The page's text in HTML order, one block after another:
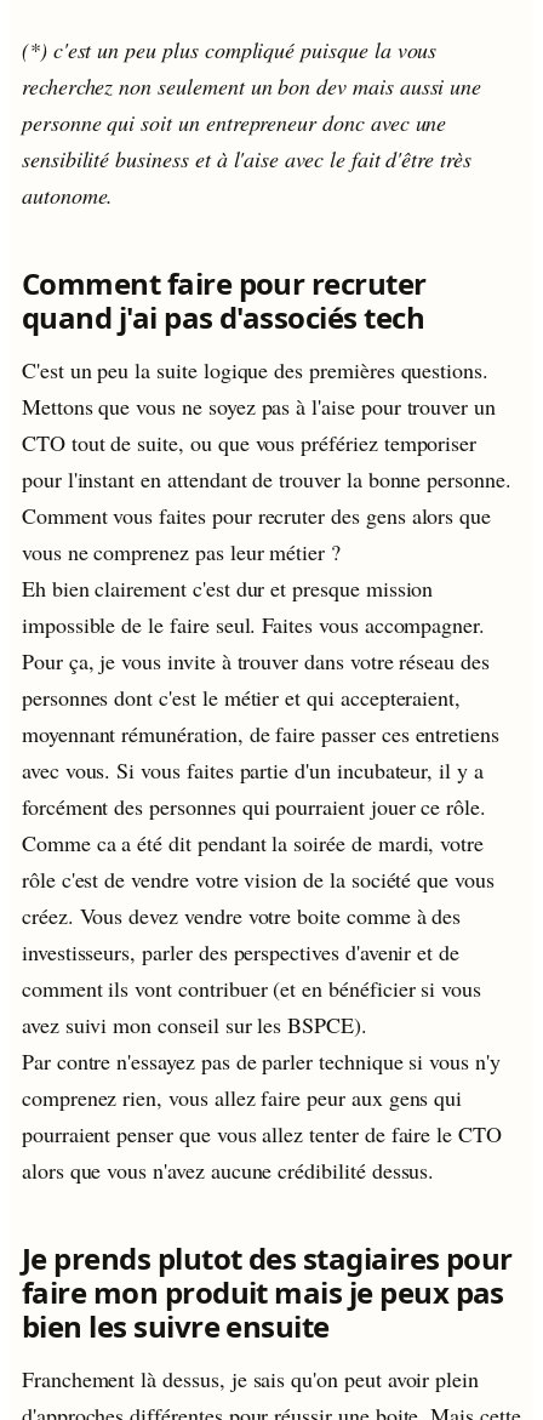
(*) c'est un peu plus compliqué puisque la vous
recherchez non seulement un bon dev mais aussi une
personne qui soit un entrepreneur donc avec une
sensibilité business et à l'aise avec le fait d'être très
autonome.
Comment faire pour recruter
quand j'ai pas d'associés tech
C'est un peu la suite logique des premières questions.
Mettons que vous ne soyez pas à l'aise pour trouver un
CTO tout de suite, ou que vous préfériez temporiser
pour l'instant en attendant de trouver la bonne personne.
Comment vous faites pour recruter des gens alors que
vous ne comprenez pas leur métier ?
Eh bien clairement c'est dur et presque mission
impossible de le faire seul. Faites vous accompagner.
Pour ça, je vous invite à trouver dans votre réseau des
personnes dont c'est le métier et qui accepteraient,
moyennant rémunération, de faire passer ces entretiens
avec vous. Si vous faites partie d'un incubateur, il y a
forcément des personnes qui pourraient jouer ce rôle.
Comme ca a été dit pendant la soirée de mardi, votre
rôle c'est de vendre votre vision de la société que vous
créez. Vous devez vendre votre boite comme à des
investisseurs, parler des perspectives d'avenir et de
comment ils vont contribuer (et en bénéficier si vous
avez suivi mon conseil sur les BSPCE).
Par contre n'essayez pas de parler technique si vous n'y
comprenez rien, vous allez faire peur aux gens qui
pourraient penser que vous allez tenter de faire le CTO
alors que vous n'avez aucune crédibilité dessus.
Je prends plutot des stagiaires pour
faire mon produit mais je peux pas
bien les suivre ensuite
Franchement là dessus, je sais qu'on peut avoir plein